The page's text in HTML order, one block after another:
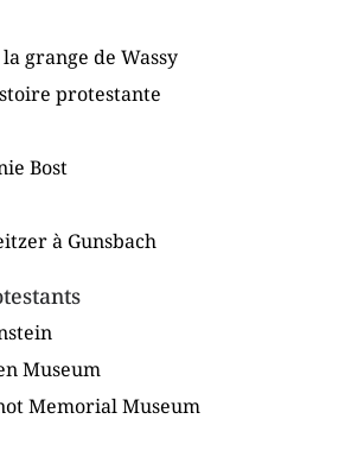
grange de Wassy
protestante
Bost
à Gunsbach
Museum
Memorial Museum